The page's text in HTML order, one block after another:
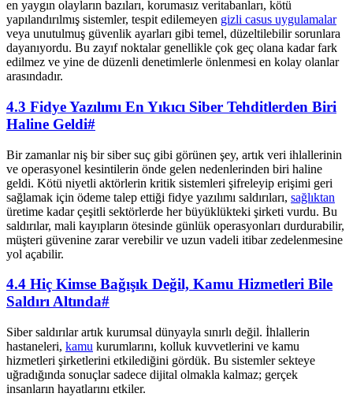
en yaygın olayların bazıları, korumasız veritabanları, kötü
yapılandırılmış sistemler, tespit edilemeyen gizli casus uygulamalar
veya unutulmuş güvenlik ayarları gibi temel, düzeltilebilir sorunlara
dayanıyordu. Bu zayıf noktalar genellikle çok geç olana kadar fark
edilmez ve yine de düzenli denetimlerle önlenmesi en kolay olanlar
arasındadır.
4.3 Fidye Yazılımı En Yıkıcı Siber Tehditlerden Biri
Haline Geldi#
Bir zamanlar niş bir siber suç gibi görünen şey, artık veri ihlallerinin
ve operasyonel kesintilerin önde gelen nedenlerinden biri haline
geldi. Kötü niyetli aktörlerin kritik sistemleri şifreleyip erişimi geri
sağlamak için ödeme talep ettiği fidye yazılımı saldırıları, sağlıktan
üretime kadar çeşitli sektörlerde her büyüklükteki şirketi vurdu. Bu
saldırılar, mali kayıpların ötesinde günlük operasyonları durdurabilir,
müşteri güvenine zarar verebilir ve uzun vadeli itibar zedelenmesine
yol açabilir.
4.4 Hiç Kimse Bağışık Değil, Kamu Hizmetleri Bile
Saldırı Altında#
Siber saldırılar artık kurumsal dünyayla sınırlı değil. İhlallerin
hastaneleri, kamu kurumlarını, kolluk kuvvetlerini ve kamu
hizmetleri şirketlerini etkilediğini gördük. Bu sistemler sekteye
uğradığında sonuçlar sadece dijital olmakla kalmaz; gerçek
insanların hayatlarını etkiler.